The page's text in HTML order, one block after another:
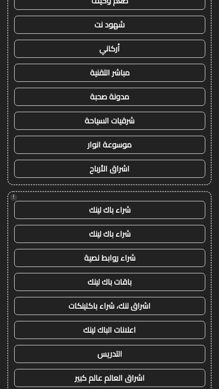
شهود نت
أركاني
مباشر التقنية
مدونة صحبة
شرقيات السياحة
موسوعة انوار
اشراق الأرباح
!
شراء باك لينك
شراء باك لينك
شراء روابط نصية
باقات باك لينك
اشراق لنك، شراء باكلينكات
اعلانات الباك لينك
التدريس
اشراق العالم عالم كبير